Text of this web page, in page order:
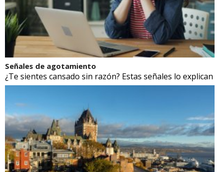
Señales de agotamiento
¿Te sientes cansado sin razón? Estas señales lo explican